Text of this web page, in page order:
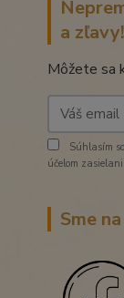
a zľavy!
Môžete sa
Súhlasím so
účelom
Sme